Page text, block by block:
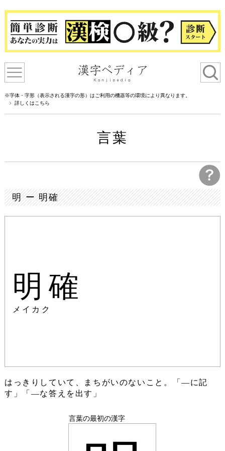
※字体・字形（表示される漢字の形）はご利用の機器等の環境により異なります。
詳しくはこちら
言葉
明 ー 明確
明確
メイカク
はっきりしていて、まちがいのないこと。「―に記
す」「―な答えを出す」
言葉の最初の漢字